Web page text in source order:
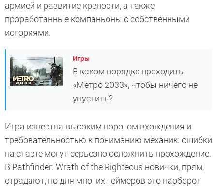
армией и развитие крепости, а также
проработанные компаньоны с собственными
историями.
Игры
В каком порядке проходить
«Метро 2033», чтобы ничего не
упустить?
Игра известна высоким порогом вхождения и
требовательностью к пониманию механик: ошибки
на старте могут серьезно осложнить прохождение.
В Pathfinder: Wrath of the Righteous новички, прям,
страдают, но для многих геймеров это наоборот